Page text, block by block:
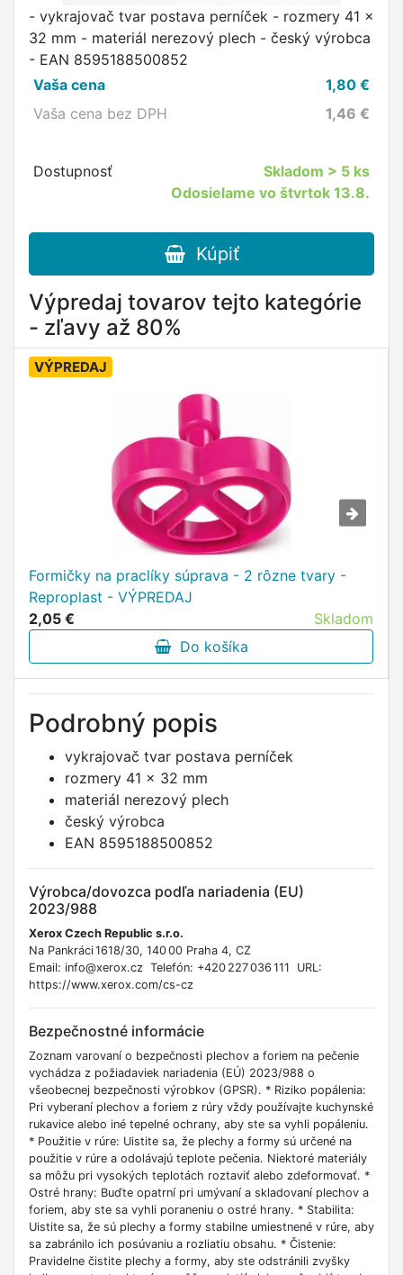
- vykrajovač tvar postava perníček - rozmery 41 x
32 mm - materiál nerezový plech - český výrobca
- EAN 8595188500852
Vaša cena
1,80 €
Vaša cena bez DPH
1,46 €
Dostupnosť Skladom > 5 ks
Odosielame vo štvrtok 13.8.
Kúpiť
Výpredaj tovarov tejto kategórie
- zľavy až 80%
VÝPREDAJ
Formičky na praclíky súprava - 2 rôzne tvary -
Reproplast - VÝPREDAJ
2,05 €
Skladom
Do košíka
Podrobný popis
vykrajovač tvar postava perníček
rozmery 41 x 32 mm
materiál nerezový plech
český výrobca
EAN 8595188500852
Výrobca/dovozca podľa nariadenia (EU)
2023/988
Xerox Czech Republic s.r.o.
Na Pankráci 1618/30, 140 00 Praha 4, CZ
Email: info@xerox.cz Telefón: +420 227 036 111 URL:
https://www.xerox.com/cs-cz
Bezpečnostné informácie
Zoznam varovaní o bezpečnosti plechov a foriem na pečenie
vychádza z požiadaviek nariadenia (EÚ) 2023/988 o
všeobecnej bezpečnosti výrobkov (GPSR). * Riziko popálenia:
Pri vyberaní plechov a foriem z rúry vždy používajte kuchynské
rukavice alebo iné tepelné ochrany, aby ste sa vyhli popáleniu.
* Použitie v rúre: Uistite sa, že plechy a formy sú určené na
použitie v rúre a odolávajú teplote pečenia. Niektoré materiály
sa môžu pri vysokých teplotách roztaviť alebo zdeformovať. *
Ostré hrany: Buďte opatrní pri umývaní a skladovaní plechov a
foriem, aby ste sa vyhli poraneniu o ostré hrany. * Stabilita:
Uistite sa, že sú plechy a formy stabilne umiestnené v rúre, aby
sa zabránilo ich posúvaniu a rozliatiu obsahu. * Čistenie:
Pravidelne čistite plechy a formy, aby ste odstránili zvyšky